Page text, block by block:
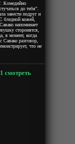
Комедийно
до тебя".
завести подруг и
бледной кожей,
напоминает
сторонятся,
в момент, когда
разговор,
что не
смотреть